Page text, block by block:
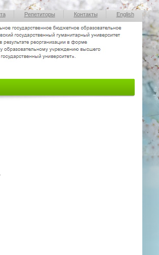
Репетиторы Контакты English